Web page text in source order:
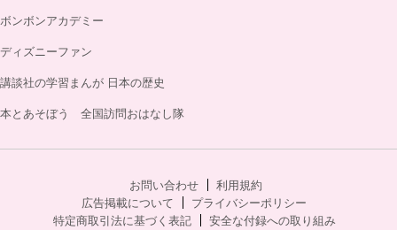
ボンボンアカデミー
ディズニーファン
講談社の学習まんが 日本の歴史
本とあそぼう 全国訪問おはなし隊
お問い合わせ
利用規約
広告掲載について
プライバシーポリシー
特定商取引法に基づく表記
安全な付録への取り組み